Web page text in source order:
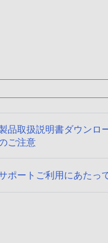
品取扱説明書ダウンロ
ご注意
ポートご利用にあたっ